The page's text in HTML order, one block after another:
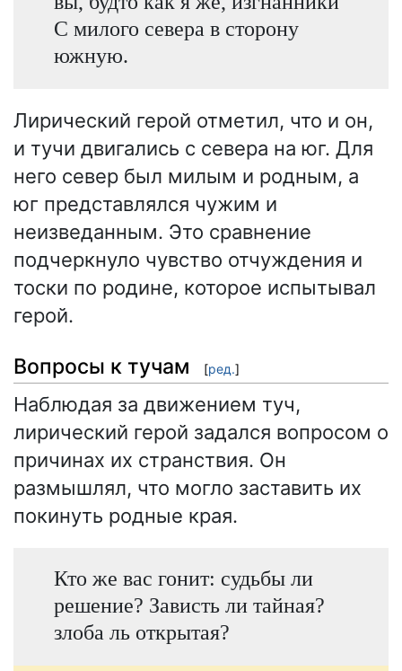
С милого севера в сторону
южную.
Лирический герой отметил, что и он,
и тучи двигались с севера на юг. Для
него север был милым и родным, а
юг представлялся чужим и
неизведанным. Это сравнение
подчеркнуло чувство отчуждения и
тоски по родине, которое испытывал
герой.
Вопросы к тучам [ред.]
Наблюдая за движением туч,
лирический герой задался вопросом о
причинах их странствия. Он
размышлял, что могло заставить их
покинуть родные края.
Кто же вас гонит: судьбы ли
решение? Зависть ли тайная?
злоба ль открытая?